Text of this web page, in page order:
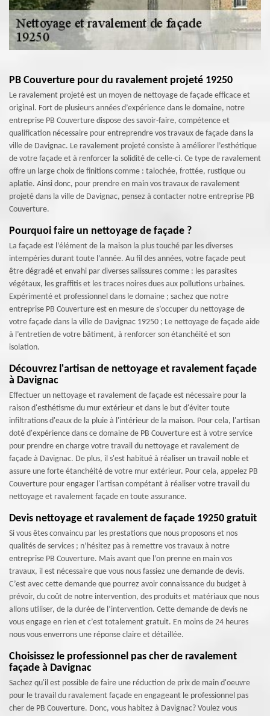
PB Couverture pour du ravalement projeté 19250
Le ravalement projeté est un moyen de nettoyage de façade efficace et
original. Fort de plusieurs années d’expérience dans le domaine, notre
entreprise PB Couverture dispose des savoir-faire, compétence et
qualification nécessaire pour entreprendre vos travaux de façade dans la
ville de Davignac. Le ravalement projeté consiste à améliorer l’esthétique
de votre façade et à renforcer la solidité de celle-ci. Ce type de ravalement
offre un large choix de finitions comme : talochée, frottée, rustique ou
aplatie. Ainsi donc, pour prendre en main vos travaux de ravalement
projeté dans la ville de Davignac, pensez à contacter notre entreprise PB
Couverture.
Pourquoi faire un nettoyage de façade ?
La façade est l’élément de la maison la plus touché par les diverses
intempéries durant toute l’année. Au fil des années, votre façade peut
être dégradé et envahi par diverses salissures comme : les parasites
végétaux, les graffitis et les traces noires dues aux pollutions urbaines.
Expérimenté et professionnel dans le domaine ; sachez que notre
entreprise PB Couverture est en mesure de s’occuper du nettoyage de
votre façade dans la ville de Davignac 19250 ; Le nettoyage de façade aide
à l’entretien de votre bâtiment, à renforcer son étanchéité et son
isolation.
Découvrez l'artisan de nettoyage et ravalement façade
à Davignac
Effectuer un nettoyage et ravalement de façade est nécessaire pour la
raison d'esthétisme du mur extérieur et dans le but d'éviter toute
infiltrations d'eaux de la pluie à l'intérieur de la maison. Pour cela, l'artisan
doté d'expérience dans ce domaine de PB Couverture est à votre service
pour prendre en charge votre travail du nettoyage et ravalement de
façade à Davignac. De plus, il s'est habitué à réaliser un travail noble et
assure une forte étanchéité de votre mur extérieur. Pour cela, appelez PB
Couverture pour engager l'artisan compétant à réaliser votre travail du
nettoyage et ravalement façade en toute assurance.
Devis nettoyage et ravalement de façade 19250 gratuit
Si vous êtes convaincu par les prestations que nous proposons et nos
qualités de services ; n’hésitez pas à remettre vos travaux à notre
entreprise PB Couverture. Mais avant que l’on prenne en main vos
travaux, il est nécessaire que vous nous fassiez une demande de devis.
C’est avec cette demande que pourrez avoir connaissance du budget à
prévoir, du coût de notre intervention, des produits et matériaux que nous
allons utiliser, de la durée de l’intervention. Cette demande de devis ne
vous engage en rien et c’est totalement gratuit. En moins de 24 heures
nous vous enverrons une réponse claire et détaillée.
Choisissez le professionnel pas cher de ravalement
façade à Davignac
Sachez qu'il est possible de faire une réduction de prix de main d'oeuvre
pour le travail du ravalement façade en engageant le professionnel pas
cher de PB Couverture. Donc, vous habitez à Davignac? Voulez vous